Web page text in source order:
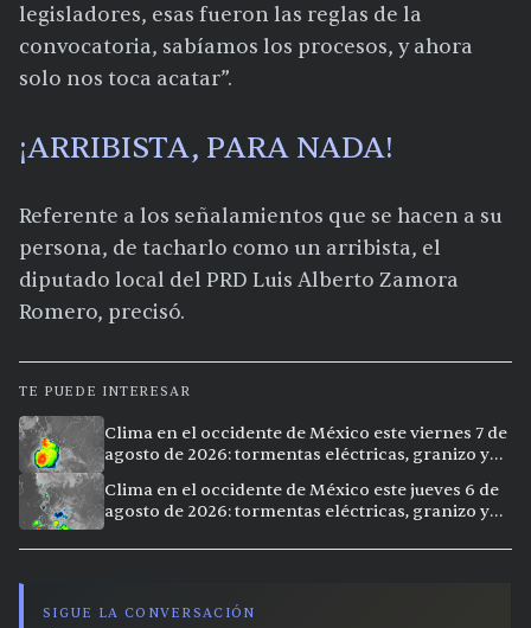
legisladores, esas fueron las reglas de la
convocatoria, sabíamos los procesos, y ahora
solo nos toca acatar”.
¡ARRIBISTA, PARA NADA!
Referente a los señalamientos que se hacen a su
persona, de tacharlo como un arribista, el
diputado local del PRD Luis Alberto Zamora
Romero, precisó.
TE PUEDE INTERESAR
Clima en el occidente de México este viernes 7 de
agosto de 2026: tormentas eléctricas, granizo y
Clima en el occidente de México este jueves 6 de
agosto de 2026: tormentas eléctricas, granizo y
SIGUE LA CONVERSACIÓN